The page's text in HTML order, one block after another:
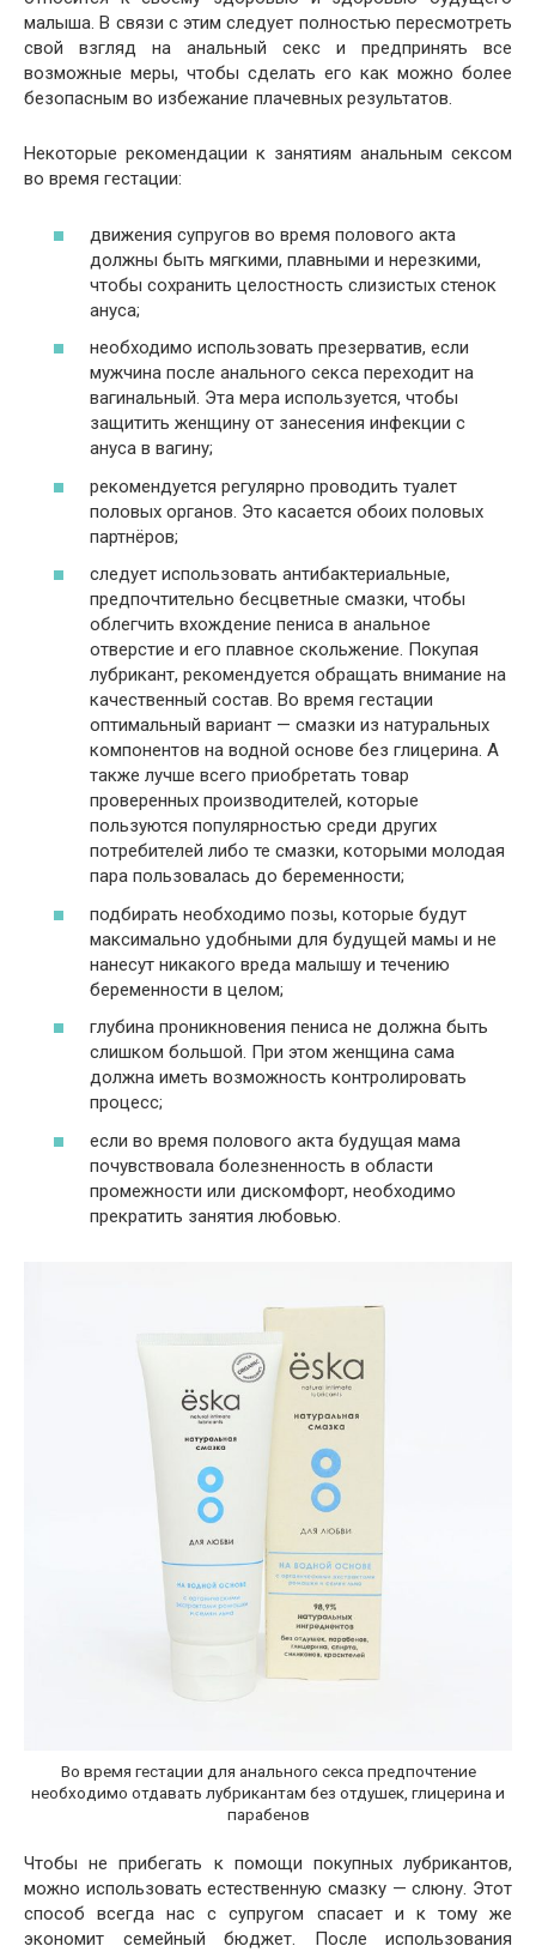
малыша. В связи с этим следует полностью пересмотреть
свой взгляд на анальный секс и предпринять все
возможные меры, чтобы сделать его как можно более
безопасным во избежание плачевных результатов.
Некоторые рекомендации к занятиям анальным сексом
во время гестации:
движения супругов во время полового акта
должны быть мягкими, плавными и нерезкими,
чтобы сохранить целостность слизистых стенок
ануса;
необходимо использовать презерватив, если
мужчина после анального секса переходит на
вагинальный. Эта мера используется, чтобы
защитить женщину от занесения инфекции с
ануса в вагину;
рекомендуется регулярно проводить туалет
половых органов. Это касается обоих половых
партнёров;
следует использовать антибактериальные,
предпочтительно бесцветные смазки, чтобы
облегчить вхождение пениса в анальное
отверстие и его плавное скольжение. Покупая
лубрикант, рекомендуется обращать внимание на
качественный состав. Во время гестации
оптимальный вариант — смазки из натуральных
компонентов на водной основе без глицерина. А
также лучше всего приобретать товар
проверенных производителей, которые
пользуются популярностью среди других
потребителей либо те смазки, которыми молодая
пара пользовалась до беременности;
подбирать необходимо позы, которые будут
максимально удобными для будущей мамы и не
нанесут никакого вреда малышу и течению
беременности в целом;
глубина проникновения пениса не должна быть
слишком большой. При этом женщина сама
должна иметь возможность контролировать
процесс;
если во время полового акта будущая мама
почувствовала болезненность в области
промежности или дискомфорт, необходимо
прекратить занятия любовью.
Во время гестации для анального секса предпочтение
необходимо отдавать лубрикантам без отдушек, глицерина и
парабенов
Чтобы не прибегать к помощи покупных лубрикантов,
можно использовать естественную смазку — слюну. Этот
способ всегда нас с супругом спасает и к тому же
экономит семейный бюджет. После использования